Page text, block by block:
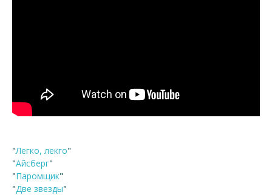
"Легко, лекго"
"Айсберг"
"Паромщик"
"Две звезды"